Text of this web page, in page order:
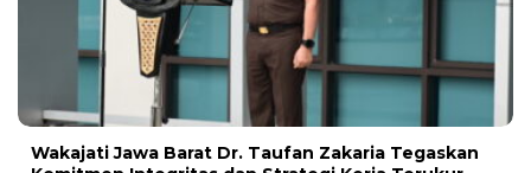
Wakajati Jawa Barat Dr. Taufan Zakaria Tegaskan